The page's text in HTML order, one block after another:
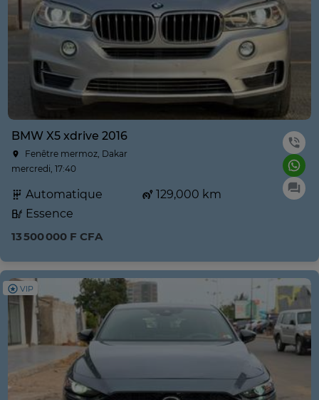
BMW X5 xdrive 2016
Fenêtre mermoz, Dakar
mercredi, 17:40
Automatique
129,000 km
Essence
13 500 000 F CFA
VIP